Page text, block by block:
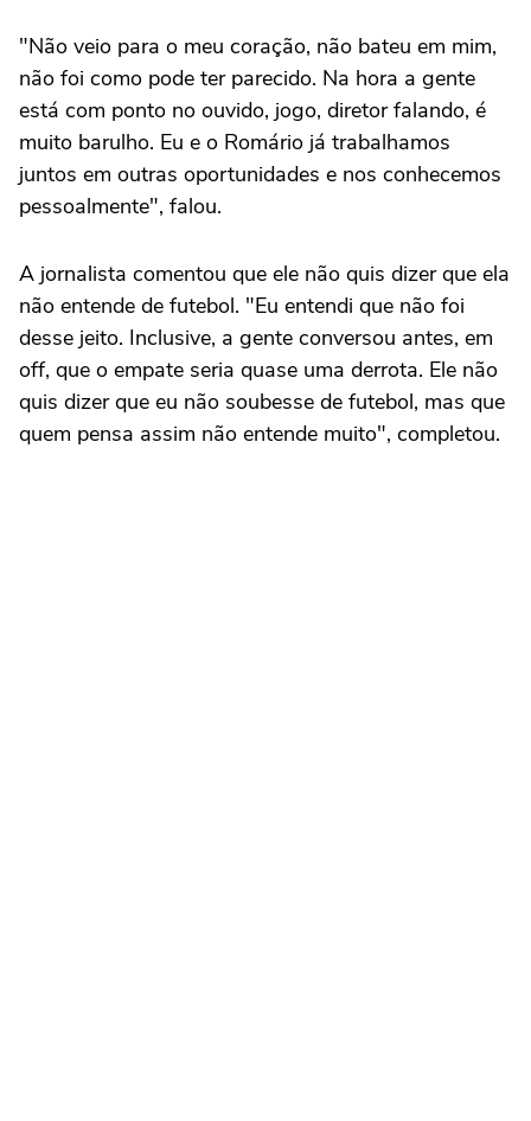
"Não veio para o meu coração, não bateu em mim,
não foi como pode ter parecido. Na hora a gente
está com ponto no ouvido, jogo, diretor falando, é
muito barulho. Eu e o Romário já trabalhamos
juntos em outras oportunidades e nos conhecemos
pessoalmente", falou.
A jornalista comentou que ele não quis dizer que ela
não entende de futebol. "Eu entendi que não foi
desse jeito. Inclusive, a gente conversou antes, em
off, que o empate seria quase uma derrota. Ele não
quis dizer que eu não soubesse de futebol, mas que
quem pensa assim não entende muito", completou.